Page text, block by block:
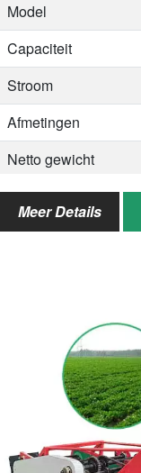
Model
Capaciteit
Stroom
Afmetingen
Netto gewicht
Bruto Gewicht
Pellenpercentage
Meer Details